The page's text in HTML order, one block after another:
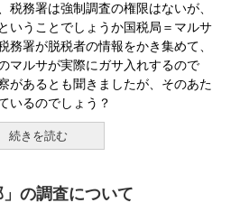
税務署は強制調査の権限はないが、
いうことでしょうか国税局＝マルサ
務署が脱税者の情報をかき集めて、
マルサが実際にガサ入れするので
があるとも聞きましたが、そのあた
いるのでしょう？
続きを読む
の調査について